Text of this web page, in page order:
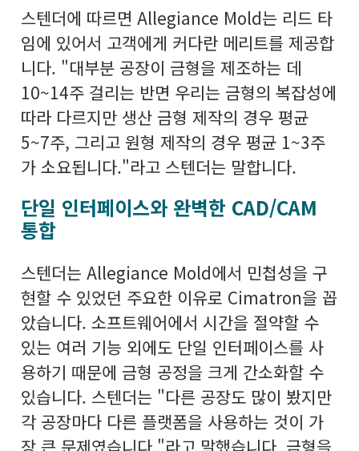
스텐더에 따르면 Allegiance Mold는 리드 타
임에 있어서 고객에게 커다란 메리트를 제공합
니다. "대부분 공장이 금형을 제조하는 데
10~14주 걸리는 반면 우리는 금형의 복잡성에
따라 다르지만 생산 금형 제작의 경우 평균
5~7주, 그리고 원형 제작의 경우 평균 1~3주
가 소요됩니다."라고 스텐더는 말합니다.
단일 인터페이스와 완벽한 CAD/CAM
통합
스텐더는 Allegiance Mold에서 민첩성을 구
현할 수 있었던 주요한 이유로 Cimatron을 꼽
았습니다. 소프트웨어에서 시간을 절약할 수
있는 여러 기능 외에도 단일 인터페이스를 사
용하기 때문에 금형 공정을 크게 간소화할 수
있습니다. 스텐더는 "다른 공장도 많이 봤지만
각 공장마다 다른 플랫폼을 사용하는 것이 가